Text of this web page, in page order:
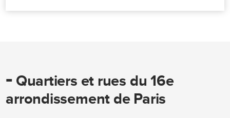
- Quartiers et rues du 16e
arrondissement de Paris